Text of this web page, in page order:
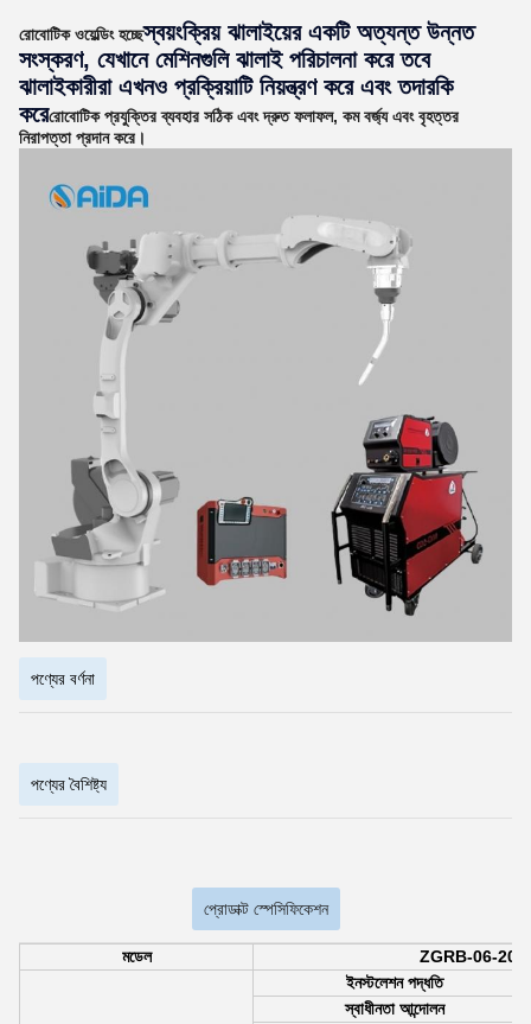
রোবোটিক ওয়েল্ডিং হচ্ছেস্বয়ংক্রিয় ঝালাইয়ের একটি অত্যন্ত উন্নত
সংস্করণ, যেখানে মেশিনগুলি ঝালাই পরিচালনা করে তবে
ঝালাইকারীরা এখনও প্রক্রিয়াটি নিয়ন্ত্রণ করে এবং তদারকি
করেরোবোটিক প্রযুক্তির ব্যবহার সঠিক এবং দ্রুত ফলাফল, কম বর্জ্য এবং বৃহত্তর
নিরাপত্তা প্রদান করে।
পণ্যের বর্ণনা
পণ্যের বৈশিষ্ট্য
প্রোডাক্ট স্পেসিফিকেশন
মডেল ZGRB-06-
ইনস্টলেশন পদ্ধতি
স্বাধীনতা আন্দোলন